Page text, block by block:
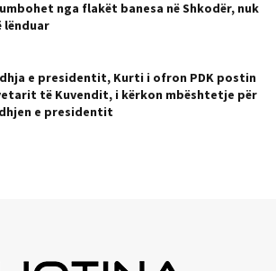
nga flakët banesa në Shkodër, nuk
lënduar
e presidentit, Kurti i ofron PDK postin
të Kuvendit, i kërkon mbështetje për
e presidentit